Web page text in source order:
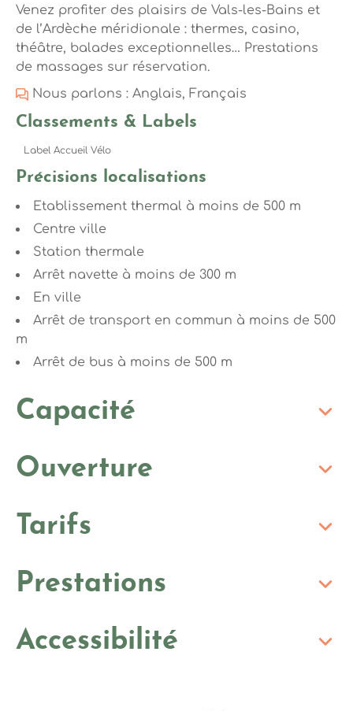
Venez profiter des plaisirs de Vals-les-Bains et
de l’Ardèche méridionale : thermes, casino,
théâtre, balades exceptionnelles… Prestations
de massages sur réservation.
Nous parlons : Anglais, Français
Classements & Labels
Label Accueil Vélo
Précisions localisations
Etablissement thermal à moins de 500 m
Centre ville
Station thermale
Arrêt navette à moins de 300 m
En ville
Arrêt de transport en commun à moins de 500
m
Arrêt de bus à moins de 500 m
Capacité
Ouverture
Tarifs
Prestations
Accessibilité